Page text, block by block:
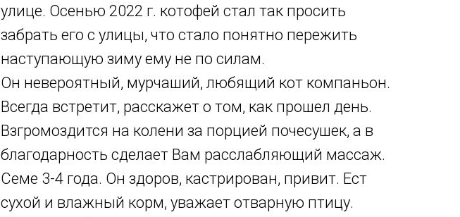
улице. Осенью 2022 г. котофей стал так просить
забрать его с улицы, что стало понятно пережить
наступающую зиму ему не по силам.
Он невероятный, мурчаший, любящий кот компаньон.
Всегда встретит, расскажет о том, как прошел день.
Взгромоздится на колени за порцией почесушек, а в
благодарность сделает Вам расслабляющий массаж.
Семе 3-4 года. Он здоров, кастрирован, привит. Ест
сухой и влажный корм, уважает отварную птицу.